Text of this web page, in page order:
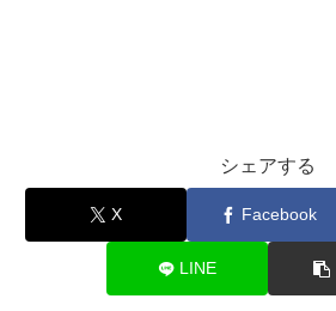
シェアする
X Facebook
LINE